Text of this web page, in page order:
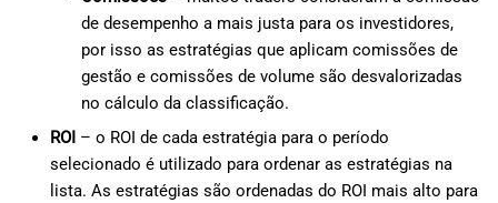
de desempenho a mais justa para os investidores,
por isso as estratégias que aplicam comissões de
gestão e comissões de volume são desvalorizadas
no cálculo da classificação.
ROI– o ROI de cada estratégia para o período
selecionado é utilizado para ordenar as estratégias na
lista. As estratégias são ordenadas do ROI mais alto para